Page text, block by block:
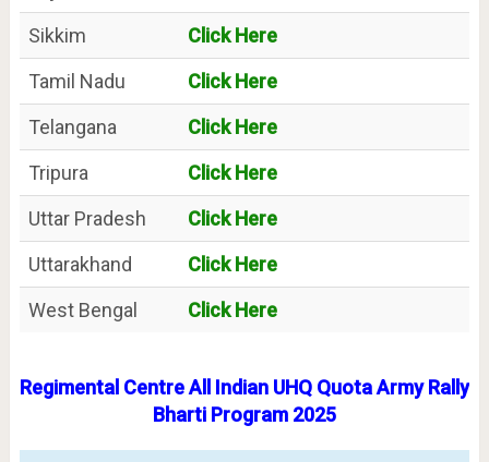
Sikkim
Click Here
Tamil Nadu
Click Here
Telangana
Click Here
Tripura
Click Here
Uttar Pradesh
Click Here
Uttarakhand
Click Here
West Bengal
Click Here
Regimental Centre All Indian UHQ Quota Army Rally
Bharti Program 2025